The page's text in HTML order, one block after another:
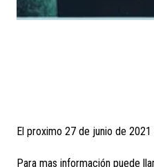
El proximo 27 de junio de
Para mas información puede